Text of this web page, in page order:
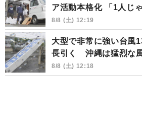
ア活動本格化 「1人じ
8/8 (土) 12:19
大型で非常に強い台
長引く 沖縄は猛烈な
8/8 (土) 12:18